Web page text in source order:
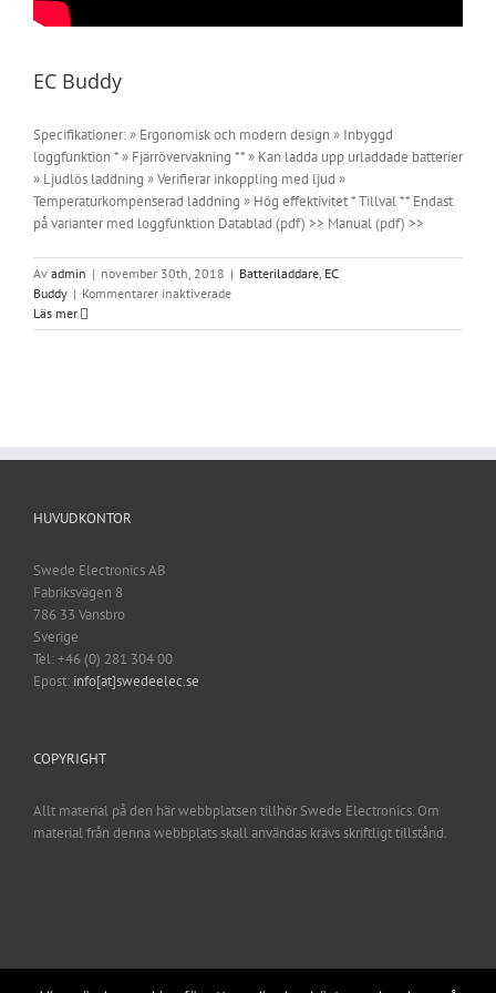
EC Buddy
Specifikationer: » Ergonomisk och modern design » Inbyggd
loggfunktion * » Fjärrövervakning ** » Kan ladda upp urladdade batterier
» Ljudlös laddning » Verifierar inkoppling med ljud »
Temperaturkompenserad laddning » Hög effektivitet * Tillval ** Endast
på varianter med loggfunktion Datablad (pdf) >> Manual (pdf) >>
Av admin | november 30th, 2018 | Batteriladdare, EC
Buddy | Kommentarer inaktiveradeför
Buddy
Läs mer
HUVUDKONTOR
Swede Electronics AB
Fabriksvägen 8
786 33 Vansbro
Sverige
Tel: +46 (0) 281 304 00
Epost: info[at]swedeelec.se
COPYRIGHT
Allt material på den här webbplatsen tillhör Swede Electronics. Om
material från denna webbplats skall användas krävs skriftligt tillstånd.